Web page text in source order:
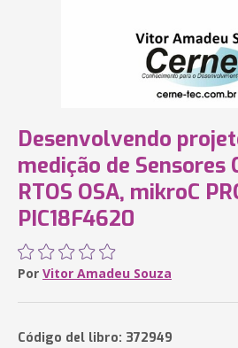
Desenvolvendo
medição de Sensores
RTOS OSA, mikroC
PIC18F4620
Por Vitor Amadeu Souza
Código del libro: 372949